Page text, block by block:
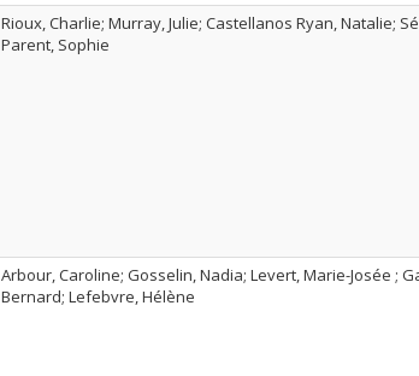
Rioux, Charlie; Murray, Julie; Castellanos Ryan, Natalie;
Parent, Sophie
Arbour, Caroline; Gosselin, Nadia; Levert, Marie-Josée ;
Bernard; Lefebvre, Hélène